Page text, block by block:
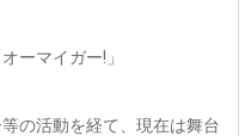
ーマイガー!」
の活動を経て、現在は舞台